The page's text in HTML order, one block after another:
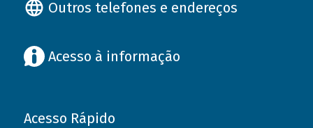
Outros telefones e endereços
Acesso à informação
Acesso Rápido